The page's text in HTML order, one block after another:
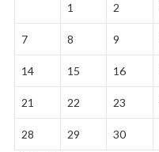
1 2
7 8 9
14 15 16
21 22 23
28 29
30